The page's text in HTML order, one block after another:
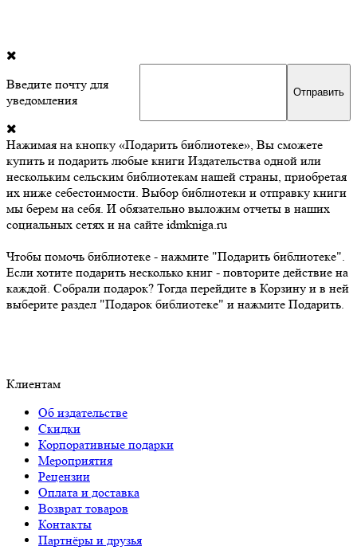
Введите почту для
уведомления
Нажимая на кнопку «Подарить библиотеке», Вы сможете
купить и подарить любые книги Издательства одной или
нескольким сельским библиотекам нашей страны, приобретая
их ниже себестоимости. Выбор библиотеки и отправку книги
мы берем на себя. И обязательно выложим отчеты в наших
социальных сетях и на сайте idmkniga.ru
Чтобы помочь библиотеке - нажмите "Подарить библиотеке".
Если хотите подарить несколько книг - повторите действие на
каждой. Собрали подарок? Тогда перейдите в Корзину и в ней
выберите раздел "Подарок библиотеке" и нажмите Подарить.
Клиентам
Об издательстве
Скидки
Корпоративные подарки
Мероприятия
Рецензии
Оплата и доставка
Возврат товаров
Контакты
Партнёры и друзья